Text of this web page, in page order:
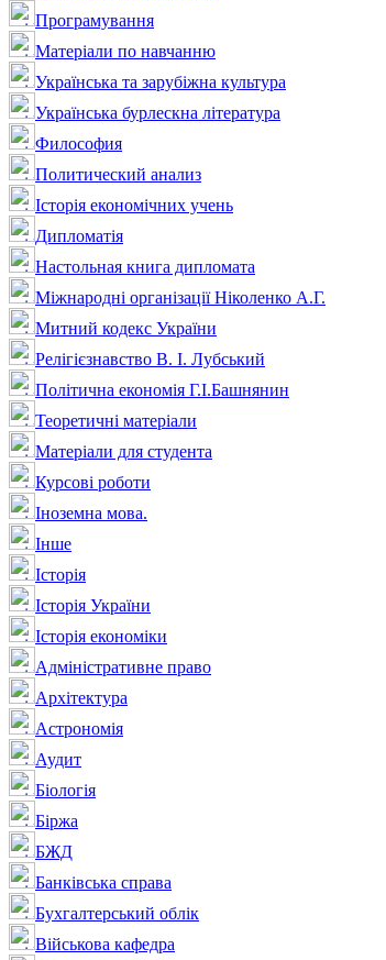
Програмування
Матеріали по навчанню
Українська та зарубіжна культура
Українська бурлескна література
Философия
Политический анализ
Історія економічних учень
Дипломатія
Настольная книга дипломата
Міжнародні організації Ніколенко А.Г.
Митний кодекс України
Релігієзнавство В. І. Лубський
Політична економія Г.І.Башнянин
Теоретичні матеріали
Матеріали для студента
Курсові роботи
Іноземна мова.
Інше
Історія
Історія України
Історія економіки
Адміністративне право
Архітектура
Астрономія
Аудит
Біологія
Біржа
БЖД
Банківська справа
Бухгалтерський облік
Військова кафедра